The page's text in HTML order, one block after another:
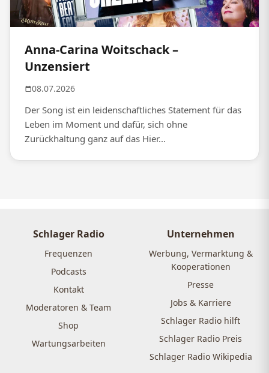
Anna-Carina Woitschack –
Unzensiert
08.07.2026
Der Song ist ein leidenschaftliches Statement für das
Leben im Moment und dafür, sich ohne
Zurückhaltung ganz auf das Hier...
Schlager Radio
Frequenzen
Podcasts
Kontakt
Moderatoren & Team
Shop
Wartungsarbeiten
Unternehmen
Werbung, Vermarktung &
Kooperationen
Presse
Jobs & Karriere
Schlager Radio hilft
Schlager Radio Preis
Schlager Radio Wikipedia